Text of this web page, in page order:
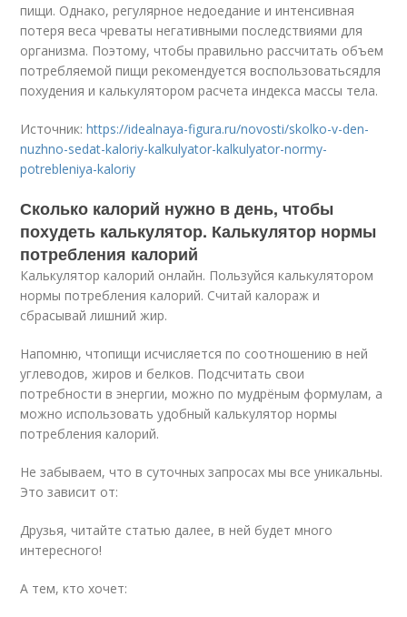
пищи. Однако, регулярное недоедание и интенсивная
потеря веса чреваты негативными последствиями для
организма. Поэтому, чтобы правильно рассчитать объем
потребляемой пищи рекомендуется воспользоватьсядля
похудения и калькулятором расчета индекса массы тела.
Источник:https://idealnaya-figura.ru/novosti/skolko-v-den-
nuzhno-sedat-kaloriy-kalkulyator-kalkulyator-normy-
potrebleniya-kaloriy
Сколько калорий нужно в день, чтобы
похудеть калькулятор. Калькулятор нормы
потребления калорий
Калькулятор калорий онлайн. Пользуйся калькулятором
нормы потребления калорий. Считай калораж и
сбрасывай лишний жир.
Напомню, чтопищи исчисляется по соотношению в ней
углеводов, жиров и белков. Подсчитать свои
потребности в энергии, можно по мудрёным формулам, а
можно использовать удобный калькулятор нормы
потребления калорий.
Не забываем, что в суточных запросах мы все уникальны.
Это зависит от:
Друзья, читайте статью далее, в ней будет много
интересного!
А тем, кто хочет: